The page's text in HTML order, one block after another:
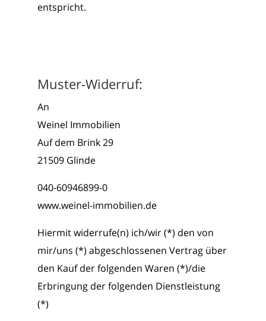
entspricht.
Muster-Widerruf:
An
Weinel Immobilien
Auf dem Brink 29
21509 Glinde
040-60946899-0
www.weinel-immobilien.de
Hiermit widerrufe(n) ich/wir (*) den von
mir/uns (*) abgeschlossenen Vertrag über
den Kauf der folgenden Waren (*)/die
Erbringung der folgenden Dienstleistung
(*)